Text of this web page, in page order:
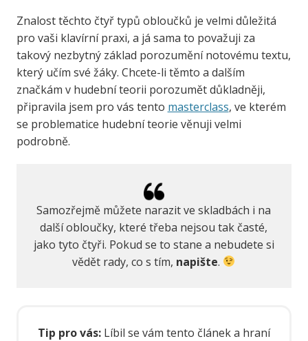
Znalost těchto čtyř typů obloučků je velmi důležitá
pro vaši klavírní praxi, a já sama to považuji za
takový nezbytný základ porozumění notovému textu,
který učím své žáky. Chcete-li těmto a dalším
značkám v hudební teorii porozumět důkladněji,
připravila jsem pro vás tento masterclass, ve kterém
se problematice hudební teorie věnuji velmi
podrobně.
Samozřejmě můžete narazit ve skladbách i na
další obloučky, které třeba nejsou tak časté,
jako tyto čtyři. Pokud se to stane a nebudete si
vědět rady, co s tím, napište.
Tip pro vás:Líbil se vám tento článek a hraní